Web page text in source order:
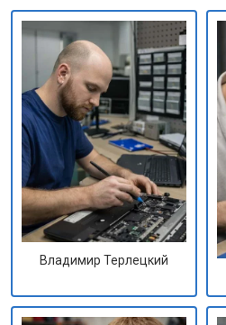
Владимир Терлецкий